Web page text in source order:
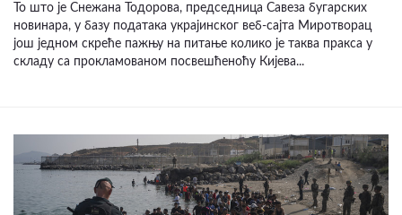
То што је Снежана Тодорова, председница Савеза бугарских
новинара, у базу података украјинског веб-сајта Миротворац
још једном скреће пажњу на питање колико је таква пракса у
складу са прокламованом посвешћеноћу Кијева...